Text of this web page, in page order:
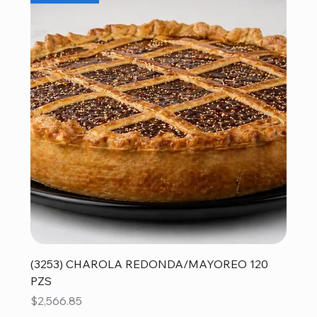
(3253) CHAROLA REDONDA/MAYOREO 120
PZS
Precio
$2,566.85